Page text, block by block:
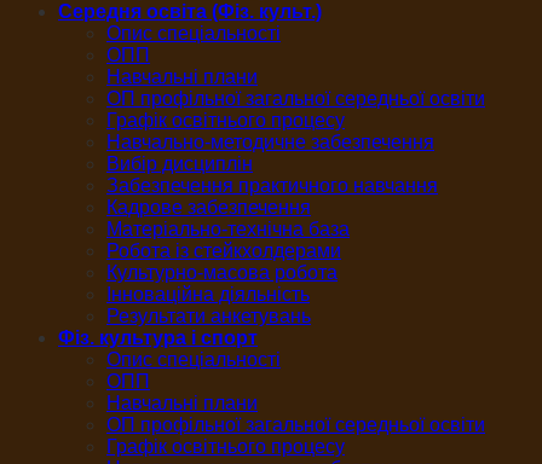
Середня освіта (Фіз. культ.)
Опис спеціальності
ОПП
Навчальні плани
ОП профільної загальної середньої освіти
Графік освітнього процесу
Навчально-методичне забезпечення
Вибір дисциплін
Забезпечення практичного навчання
Кадрове забезпечення
Матеріально-технічна база
Робота із стейкхолдерами
Культурно-масова робота
Інноваційна діяльність
Результати анкетувань
Фіз. культура і спорт
Опис спеціальності
ОПП
Навчальні плани
ОП профільної загальної середньої освіти
Графік освітнього процесу